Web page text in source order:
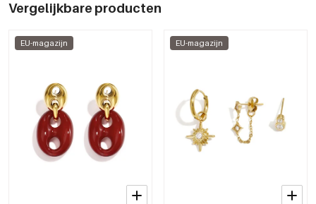
Vergelijkbare producten
EU-magazijn EU-magazijn